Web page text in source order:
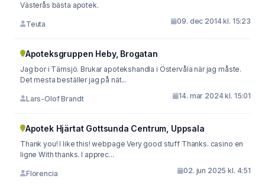
Västerås bästa apotek.
Teuta 09. dec 2014 kl. 15:23
Apoteksgruppen Heby, Brogatan
Jag bor i Tärnsjö. Brukar apotekshandla i Östervåla när jag måste.
Det mesta beställer jag på nät...
Lars-Olof Brandt 14. mar 2024 kl. 15:01
Apotek Hjärtat Gottsunda Centrum, Uppsala
Thank you! I like this! webpage Very good stuff Thanks. casino en
ligne With thanks. I apprec...
Florencia 02. jun 2025 kl. 4:51